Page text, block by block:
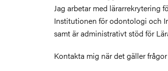
Jag arbetar med lärarrekrytering
Institutionen för odontologi och
samt är administrativt stöd för
Kontakta mig när det gäller